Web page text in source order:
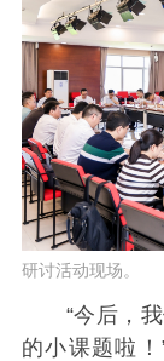
研讨活动现场。
“今后，我
的小课题啦